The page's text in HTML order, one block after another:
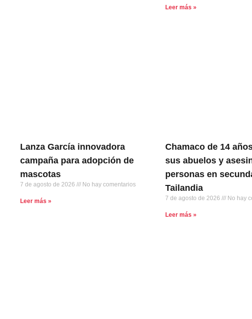
Leer más »
Lanza García innovadora
campaña para adopción de
mascotas
7 de agosto de 2026 No hay comentarios
Leer más »
Chamaco de 14
sus abuelos y
personas en
Tailandia
7 de agosto de 2026 No hay
Leer más »